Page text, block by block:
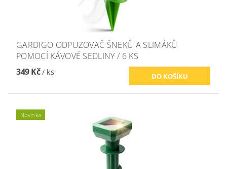
GARDIGO ODPUZOVAČ ŠNEKŮ A SLIMÁKŮ
POMOCÍ KÁVOVÉ SEDLINY / 6 KS
349 Kč/ ks
Novinka